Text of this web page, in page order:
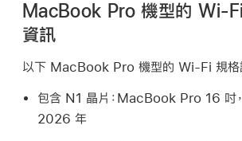
MacBook Pro 機型的 Wi-
資訊
以下 MacBook Pro 機型的 Wi-Fi 規格
包含 N1 晶片： MacBook Pro 16 吋
2026 年